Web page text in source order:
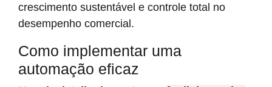
crescimento sustentável e controle total no
desempenho comercial.
Como implementar uma
automação eficaz